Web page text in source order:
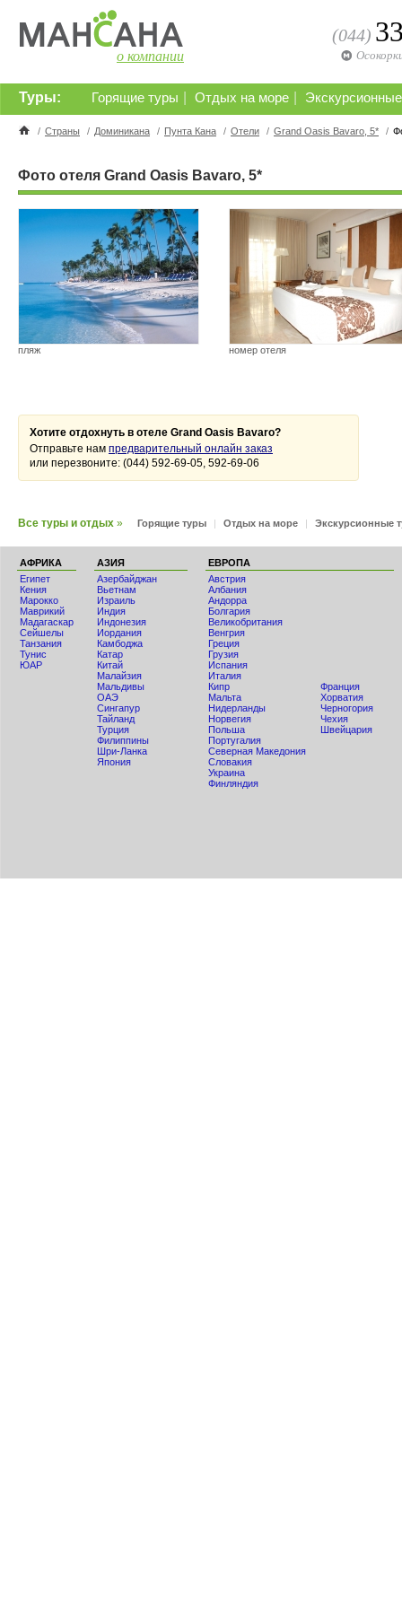
о компании
(044)
Горящие туры Отдых на море
Туры:
/ Страны / Доминикана / Пунта Кана / Отели / Grand Oasis Bavaro, 5* /
Фото отеля Grand Oasis Bavaro, 5*
пляж номер отеля
Хотите отдохнуть в отеле Grand Oasis Bavaro?
Отправьте нам предварительный онлайн заказ
или перезвоните: (044) 592-69-05, 592-69-06
Все туры и отдых » Горящие туры | Отдых на море | Экскурсионные
АФРИКА
Египет
Кения
Мaрокко
Маврикий
Мадагаскар
Сейшелы
Танзания
Тунис
ЮАР
АЗИЯ
Азербайджан
Вьетнам
Израиль
Индия
Индонезия
Иордания
Камбоджа
Катар
Китай
Малайзия
Мальдивы
ОАЭ
Сингапур
Тайланд
Турция
Филиппины
Шри-Ланка
Япония
ЕВРОПА
Австрия
Албания
Андорра
Болгария
Великобритания
Венгрия
Греция
Грузия
Испания
Италия
Кипр
Мальта
Нидерланды
Норвегия
Польша
Португалия
Северная Македония
Словакия
Украина
Финляндия
Франция
Хорватия
Черногория
Чехия
Швейцария